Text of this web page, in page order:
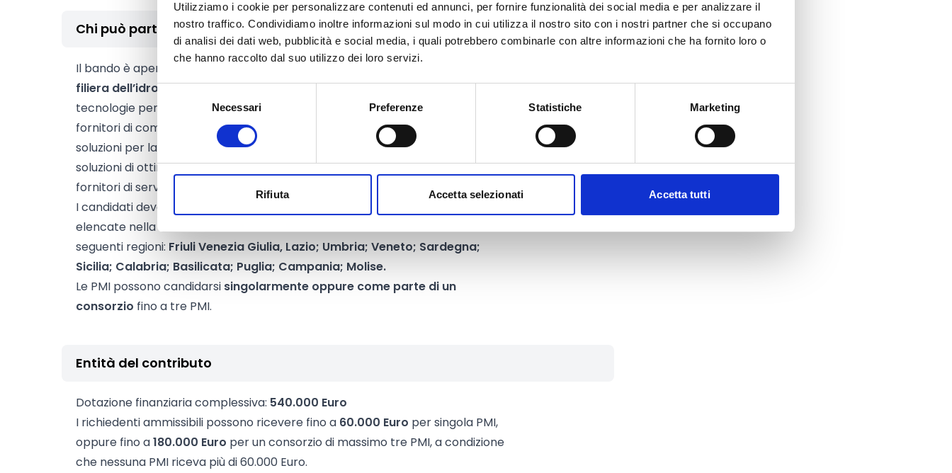
Utilizziamo i cookie per personalizzare contenuti ed annunci, per fornire funzionalità dei social media e per analizzare il
nostro traffico. Condividiamo inoltre informazioni sul modo in cui utilizza il nostro sito con i nostri partner che si occupano
di analisi dei dati web, pubblicità e social media, i quali potrebbero combinarle con altre informazioni che ha fornito loro o
che hanno raccolto dal suo utilizzo dei loro servizi.
Selezione
del
consenso
Necessari Preferenze Statistiche Marketing
Rifiuta Accetta selezionati Accetta tutti
Chi può partecipare
Il bando è aperto alle
filiera dell’idrogeno, tra cui:
tecnologie per la produzione, lo stoccaggio e la distribuzione dell’idrogeno,
fornitori di componenti e sistemi,
soluzioni per la sicurezza, il monitoraggio e la certificazione,
soluzioni di ottimizzazione digitale e basate sui dati per sistemi a idrogeno,
fornitori di servizi di ingegneria e industriali.
I candidati devono essere registrati in una delle regioni UE ammissibili
elencate nella documentazione del bando. Per l’Italia sono ammissibili le
seguenti regioni: Friuli Venezia Giulia, Lazio; Umbria; Veneto; Sardegna;
Sicilia; Calabria; Basilicata; Puglia; Campania; Molise.
Le PMI possono candidarsi singolarmente oppure come parte di un
consorzio fino a tre PMI.
Entità del contributo
Dotazione finanziaria complessiva: 540.000 Euro
I richiedenti ammissibili possono ricevere fino a 60.000 Euro per singola PMI,
oppure fino a180.000 Euro per un consorzio di massimo tre PMI, a condizione
che nessuna PMI riceva più di 60.000 Euro.